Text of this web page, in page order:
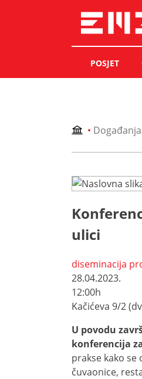
POSJET
• Događanja
ulici
diseminacija
28.04.2023.
12:00h
Kačićeva 9/2
U povodu
konferencija
prakse kako se
čuvaonice,